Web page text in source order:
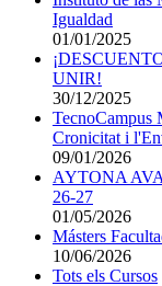
Igualdad
01/01/2025
UNIR!
30/12/2025
TecnoCampus
Cronicitat i
09/01/2026
AYTONA
26-27
01/05/2026
Másters
10/06/2026
Tots els Cursos